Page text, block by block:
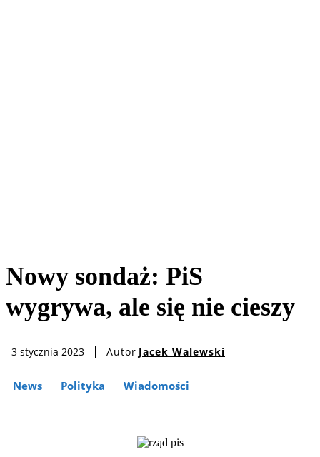
Nowy sondaż: PiS
wygrywa, ale się nie cieszy
3 stycznia 2023 Autor Jacek Walewski
News Polityka Wiadomości